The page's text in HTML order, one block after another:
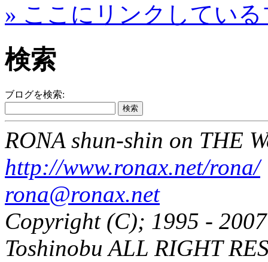
» ここにリンクしてい
検索
ブログを検索:
RONA shun-shin on THE
http://www.ronax.net/rona/
rona@ronax.net
Copyright (C); 1995 -
Toshinobu ALL RIGHT